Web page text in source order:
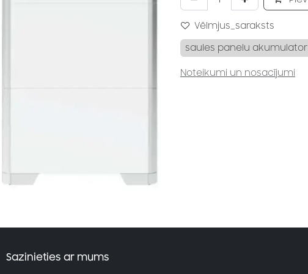
Vēlmjus_saraksts
saules panelu
Noteikumi un nosacījumi
Sazinieties ar mums